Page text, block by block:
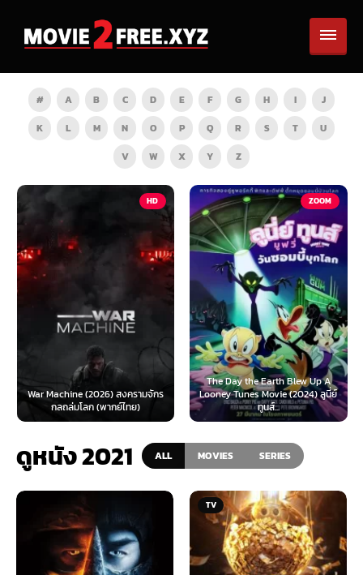
# A B C D E F G H I
J
K
L M N O P Q R S T
U
V
W X Y Z
HD
War Machine (2026) สงครามจักร
กลถล่มโลก (พากย์ไทย)
ZOOM
The Day the Earth Blew Up A
Looney Tunes Movie (2024) ลูนี่ย์
ทูนส์...
ดูหนัง 2021 ALL MOVIES SERIES
TV